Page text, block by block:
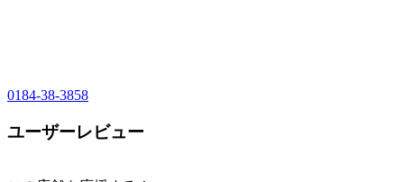
0184-38-3858
ユーザーレビュー